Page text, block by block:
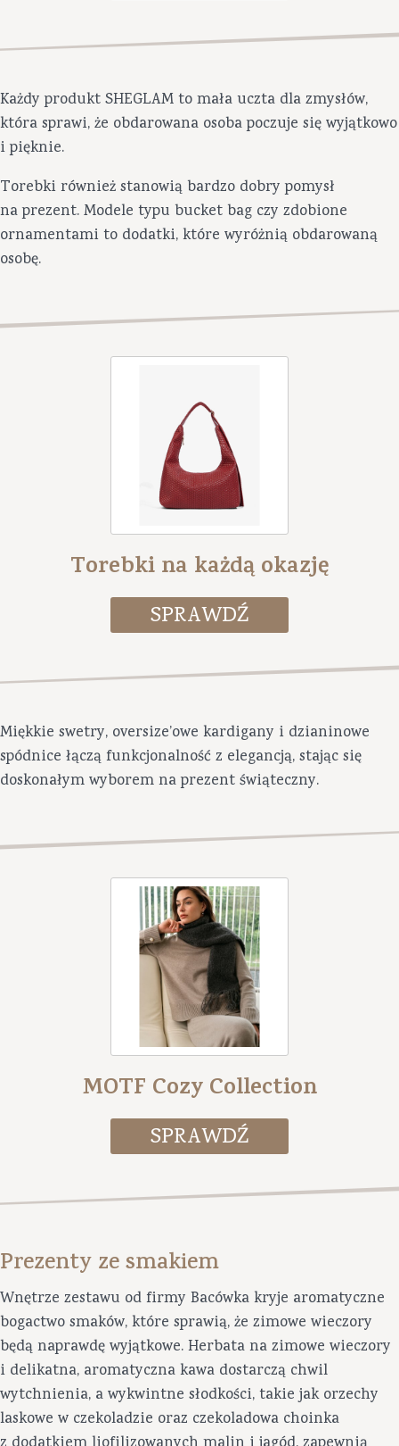
Każdy produkt SHEGLAM to mała uczta dla zmysłów,
która sprawi, że obdarowana osoba poczuje się wyjątkowo
i pięknie.
Torebki również stanowią bardzo dobry pomysł
na prezent. Modele typu bucket bag czy zdobione
ornamentami to dodatki, które wyróżnią obdarowaną
osobę.
Torebki na każdą okazję
Miękkie swetry, oversize’owe kardigany i dzianinowe
spódnice łączą funkcjonalność z elegancją, stając się
doskonałym wyborem na prezent świąteczny.
MOTF Cozy Collection
Prezenty ze smakiem
Wnętrze zestawu od firmy Bacówka kryje aromatyczne
bogactwo smaków, które sprawią, że zimowe wieczory
będą naprawdę wyjątkowe. Herbata na zimowe wieczory
i delikatna, aromatyczna kawa dostarczą chwil
wytchnienia, a wykwintne słodkości, takie jak orzechy
laskowe w czekoladzie oraz czekoladowa choinka